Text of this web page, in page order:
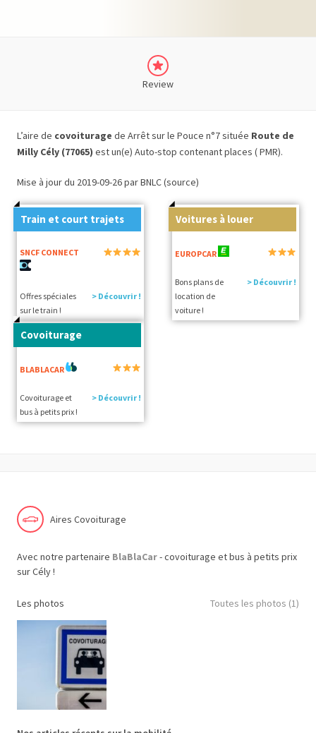
Review
L’aire de covoiturage de Arrêt sur le Pouce n°7 située Route de
Milly Cély (77065) est un(e) Auto-stop contenant places ( PMR).
Mise à jour du 2019-09-26 par BNLC (source)
Train et court trajets
SNCF CONNECT
Offres spéciales
sur le train !
> Découvrir !
Voitures à louer
EUROPCAR
Bons plans de
location de
voiture !
> Découvrir !
Covoiturage
BLABLACAR
Covoiturage et
bus à petits prix !
> Découvrir !
Aires Covoiturage
Avec notre partenaire BlaBlaCar- covoiturage et bus à petits prix
sur Cély !
Les photos Toutes les photos (1)